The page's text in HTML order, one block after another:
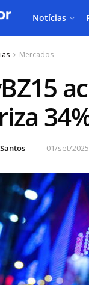
Notícias
Mercados
01/set/2025